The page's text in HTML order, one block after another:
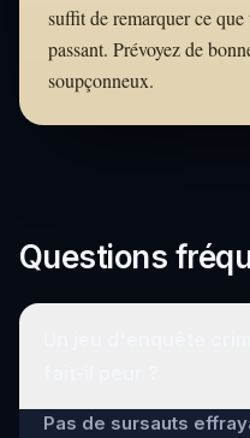
suffit de remarquer ce
passant. Prévoyez de
soupçonneux.
Questions
Pas de sursauts